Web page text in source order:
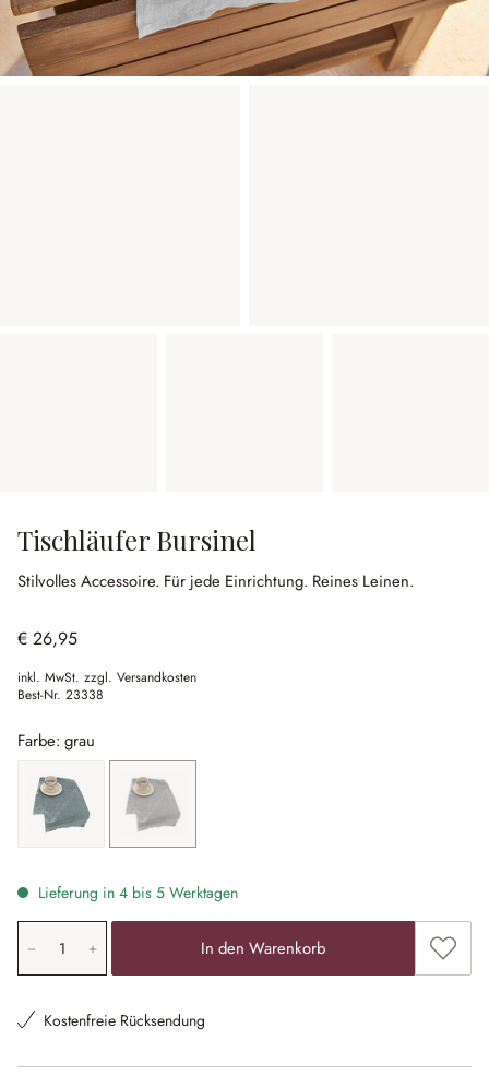
Tischläufer Bursinel
Stilvolles Accessoire. Für jede Einrichtung. Reines Leinen.
€ 26,95
inkl. MwSt. zzgl. Versandkosten
Best-Nr. 23338
Farbe: grau
blau grau
Lieferung in 4 bis 5 Werktagen
Produkt Anzahl: Gib den gewünschten Wert ein oder
In den Warenkorb Zum
Kostenfreie Rücksendung